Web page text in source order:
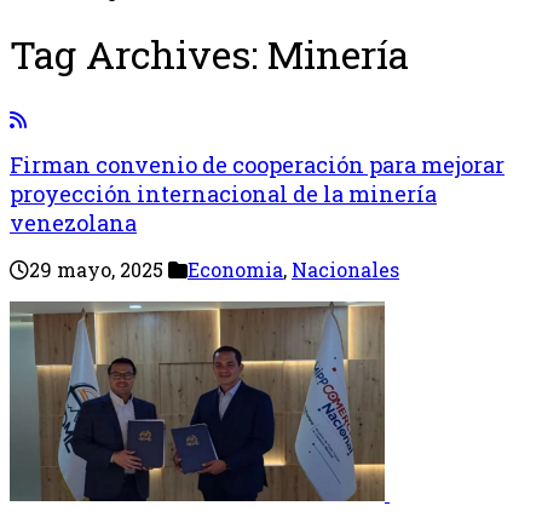
Tag Archives: Minería
Firman convenio de cooperación para mejorar
proyección internacional de la minería
venezolana
29 mayo, 2025 Economia, Nacionales